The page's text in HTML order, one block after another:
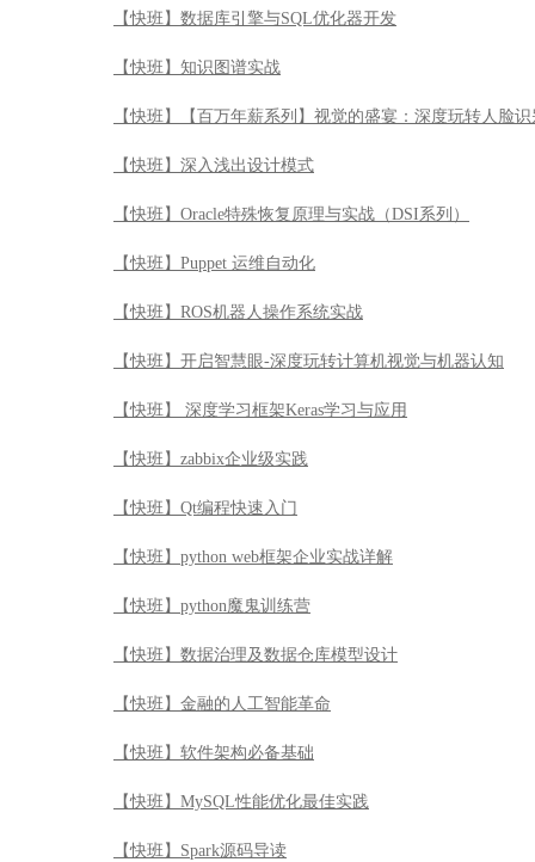
【快班】Puppet 运维自动化
【快班】ROS机器人操作系统实战
【快班】开启智慧眼-深度玩转计算机视觉与机器认知
【快班】 深度学习框架Keras学习与应用
【快班】zabbix企业级实践
【快班】Qt编程快速入门
【快班】python web框架企业实战详解
【快班】python魔鬼训练营
【快班】数据治理及数据仓库模型设计
【快班】金融的人工智能革命
【快班】软件架构必备基础
【快班】MySQL性能优化最佳实践
【快班】Spark源码导读
【快班】Spark大数据平台应用实战
【快班】金融时间序列分析
【快班】左飞的机器学习十八般算法武艺详解
【快班】计算机视觉与深度学习实战
【快班】Hadoop集群原理与运维实践